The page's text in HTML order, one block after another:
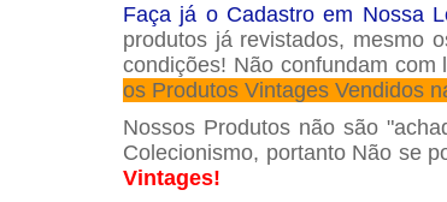
Faça já o Cadastro em Nossa
produtos já revistados, mesmo
condições! Não confundam
os Produtos Vintages Vendidos
Nossos Produtos não são
Colecionismo, portanto Não se
Vintages!